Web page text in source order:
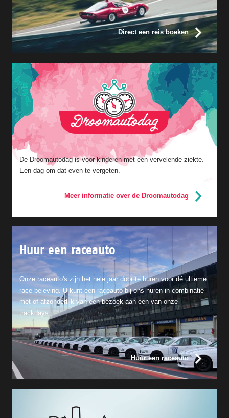
Direct een reis boeken
De Droomautodag is voor kinderen met een vervelende ziekte.
Een dag om dat even te vergeten.
Meer informatie over de Droomautodag
Huur een raceauto
Onze raceauto's zijn het hele jaar door te huren voor dé ultieme
race beleving. U kunt een raceauto bij ons huren in combinatie
met of afzonderlijk van een bezoek aan een van onze
trackdays.
Huur een raceauto